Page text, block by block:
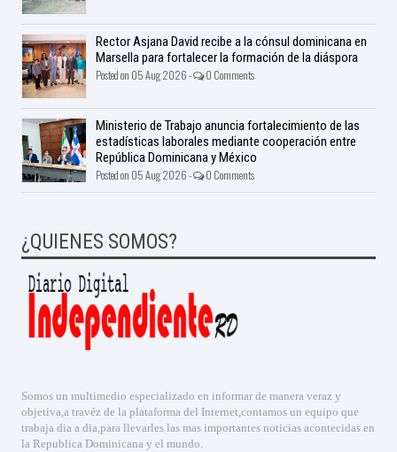
Rector Asjana David recibe a la cónsul dominicana en
Marsella para fortalecer la formación de la diáspora
Posted on 05 Aug 2026 - 0 Comments
Ministerio de Trabajo anuncia fortalecimiento de las
estadísticas laborales mediante cooperación entre
República Dominicana y México
Posted on 05 Aug 2026 - 0 Comments
¿QUIENES SOMOS?
Somos un multimedio especializado en informar de manera veraz y
objetiva,a travéz de la plataforma del Internet,contamos un equipo que
trabaja dia a dia,para llevarles las mas importantes noticias acontecidas en
la Republica Dominicana y el mundo.